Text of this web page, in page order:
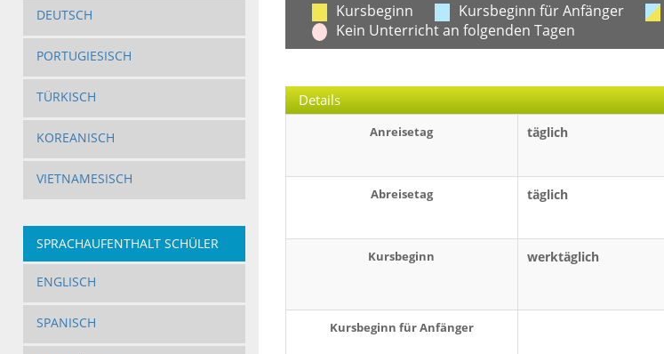
DEUTSCH
PORTUGIESISCH
TÜRKISCH
KOREANISCH
VIETNAMESISCH
SPRACHAUFENTHALT SCHÜLER
ENGLISCH
SPANISCH
Kursbeginn Kursbeginn für Anfänger
Kein Unterricht an folgenden Tagen
Details
Anreisetag täglich
Abreisetag täglich
Kursbeginn werktäglich
Kursbeginn für Anfänger